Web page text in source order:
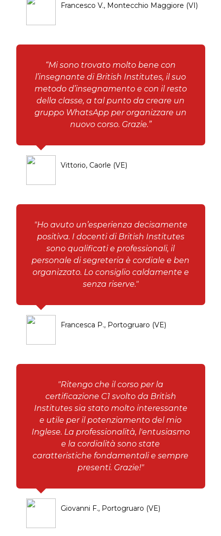
Francesco V., Montecchio Maggiore (VI)
“Mi sono trovato molto bene con
l’insegnante di British Institutes, il suo
metodo d’insegnamento e con il resto
della classe, a tal punto da creare un
gruppo WhatsApp per organizzare un
nuovo corso. Grazie.”
Vittorio, Caorle (VE)
"Ho avuto un’esperienza decisamente
positiva. I docenti di British Institutes
sono qualificati e professionali, il
personale di segreteria è cordiale e ben
organizzato. Lo consiglio caldamente e
senza riserve."
Francesca P., Portogruaro (VE)
"Ritengo che il corso per la
certificazione C1 svolto da British
Institutes sia stato molto interessante
e utile per il potenziamento del mio
Inglese. La professionalità, l'entusiasmo
e la cordialità sono state
caratteristiche fondamentali e sempre
presenti. Grazie!"
Giovanni F., Portogruaro (VE)